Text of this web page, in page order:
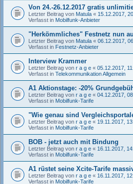
Von 24.-26.12.2017 gratis
Letzter Beitrag von Matula « 15.12.2017,
Verfasst in Mobilfunk-Anbieter
"Herkömmliches" Festnetz nun
Letzter Beitrag von Matula « 06.12.2017,
Verfasst in Festnetz-Anbieter
Interview Krammer
Letzter Beitrag von r a g e « 05.12.2017,
Verfasst in Telekommunikation Allgemein
A1 Aktionstage: -20%
Letzter Beitrag von r a g e « 04.12.2017,
Verfasst in Mobilfunk-Tarife
"Wie genau sind
Letzter Beitrag von r a g e « 19.11.2017,
Verfasst in Mobilfunk-Tarife
BOB - jetzt auch mit Bindung
Letzter Beitrag von r a g e « 16.11.2017,
Verfasst in Mobilfunk-Tarife
A1 rüstet seine Xcite-Tarife
Letzter Beitrag von r a g e « 16.11.2017,
Verfasst in Mobilfunk-Tarife